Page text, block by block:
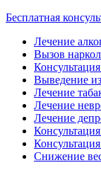
Бесплатная
Лечение
Вызов
Выведение
Лечение
Лечение
Лечение
Снижение